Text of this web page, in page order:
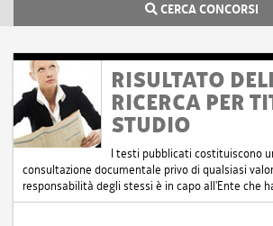
CERCA CONCORSI
RISULTATO
RICERCA PER
STUDIO
I testi pubblicati costituiscono
consultazione documentale privo di qualsiasi
responsabilità degli stessi è in capo all'Ente che